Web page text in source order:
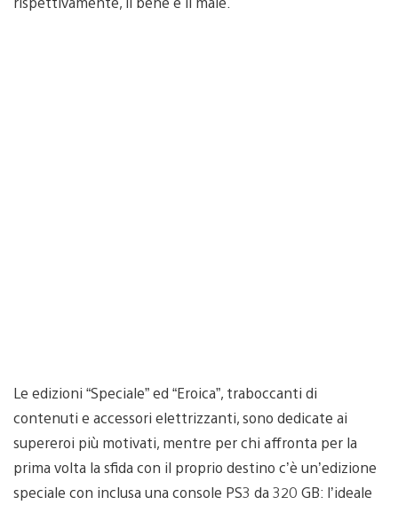
Le edizioni “Speciale” ed “Eroica”, traboccanti di
contenuti e accessori elettrizzanti, sono dedicate ai
supereroi più motivati, mentre per chi affronta per la
prima volta la sfida con il proprio destino c’è un’edizione
speciale con inclusa una console PS3 da 320 GB: l’ideale